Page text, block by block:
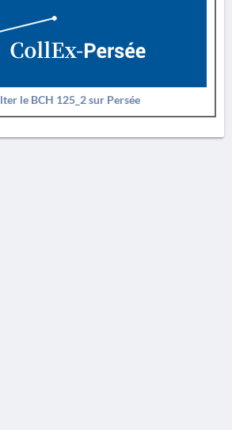
le BCH 125_2 sur Persée